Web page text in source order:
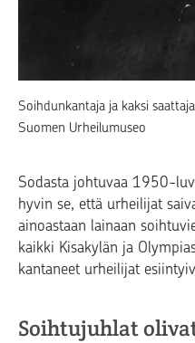
Soihdunkantaja ja kaksi
Suomen Urheilumuseo
Sodasta johtuvaa 1950-
hyvin se, että urheilijat
ainoastaan lainaan
kaikki Kisakylän ja
kantaneet urheilijat
Soihtujuhlat